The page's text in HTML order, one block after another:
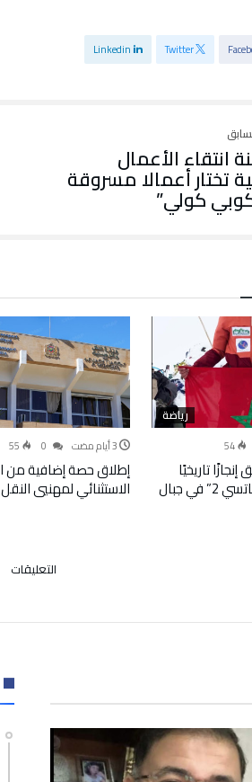
Twitter
Linkedin
انتقاء الأعمال
تختار أعمالا مسروقة
كولي”
رياضة
54
تاريخيًا
ببلوغ قمة “كانغ ياتسي 2” في جبال
55
إطلاق حصة إضافية من
الاستثنائي لمهنيي
التعليقات
في
بين